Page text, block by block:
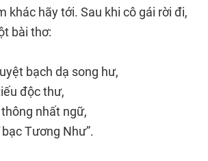
khác hãy tới. Sau khi cô gái rời đi,
bài thơ:
bạch dạ song hư,
độc thư,
nhất ngữ,
Tương Như”.